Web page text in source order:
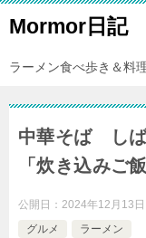
Mormor日記
ラーメン食べ歩き＆料
中華そば しば
「炊き込みご飯
公開日： 2024年12月13日
グルメ
ラーメン